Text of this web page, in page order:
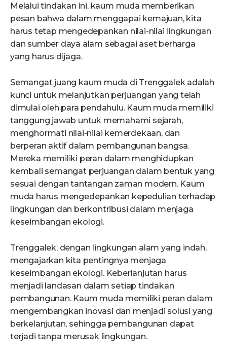
Melalui tindakan ini, kaum muda memberikan
pesan bahwa dalam menggapai kemajuan, kita
harus tetap mengedepankan nilai-nilai lingkungan
dan sumber daya alam sebagai aset berharga
yang harus dijaga.
Semangat juang kaum muda di Trenggalek adalah
kunci untuk melanjutkan perjuangan yang telah
dimulai oleh para pendahulu. Kaum muda memiliki
tanggung jawab untuk memahami sejarah,
menghormati nilai-nilai kemerdekaan, dan
berperan aktif dalam pembangunan bangsa.
Mereka memiliki peran dalam menghidupkan
kembali semangat perjuangan dalam bentuk yang
sesuai dengan tantangan zaman modern. Kaum
muda harus mengedepankan kepedulian terhadap
lingkungan dan berkontribusi dalam menjaga
keseimbangan ekologi.
Trenggalek, dengan lingkungan alam yang indah,
mengajarkan kita pentingnya menjaga
keseimbangan ekologi. Keberlanjutan harus
menjadi landasan dalam setiap tindakan
pembangunan. Kaum muda memiliki peran dalam
mengembangkan inovasi dan menjadi solusi yang
berkelanjutan, sehingga pembangunan dapat
terjadi tanpa merusak lingkungan.